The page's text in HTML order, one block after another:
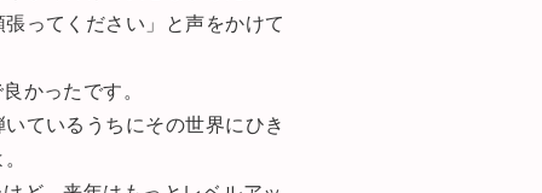
ってください」と声をかけて
かったです。
ているうちにその世界にひき